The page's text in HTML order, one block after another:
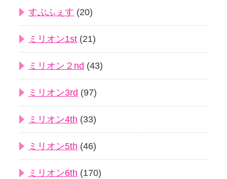
すぷふぇす (20)
ミリオン1st (21)
ミリオン２nd (43)
ミリオン3rd (97)
ミリオン4th (33)
ミリオン5th (46)
ミリオン6th (170)